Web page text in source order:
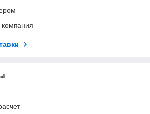
компания